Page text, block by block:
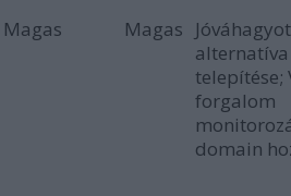
Magas Magas
telepítése;
forgalom
domain